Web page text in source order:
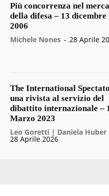
Più concorrenza nel
della difesa – 13 dicembre
2006
Michele Nones - 28 Aprile
The International
una rivista al servizio del
dibattito internazionale –
Marzo 2023
Leo Goretti | Daniela Huber
28 Aprile 2026